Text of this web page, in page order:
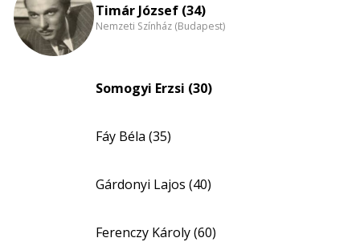
Timár József (34)
Nemzeti Színház (Budapest)
Somogyi Erzsi (30)
Fáy Béla (35)
Gárdonyi Lajos (40)
Ferenczy Károly (60)